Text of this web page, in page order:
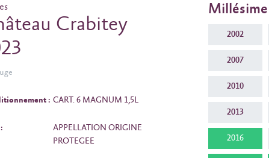
Crabitey
: CART. 6 MAGNUM 1,5L
APPELLATION ORIGINE
PROTEGEE
Millésime
2002
2007
2010
2013
2016